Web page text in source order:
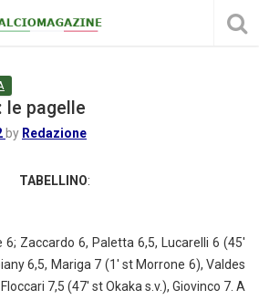
le pagelle
by Redazione
TABELLINO:
6; Zaccardo 6, Paletta 6,5, Lucarelli 6 (45′
6,5, Mariga 7 (1′ st Morrone 6), Valdes
7,5 (47′ st Okaka s.v.), Giovinco 7. A